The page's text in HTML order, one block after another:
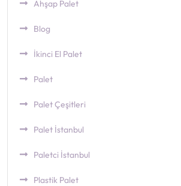
Ahşap Palet
Blog
İkinci El Palet
Palet
Palet Çeşitleri
Palet İstanbul
Paletci İstanbul
Plastik Palet